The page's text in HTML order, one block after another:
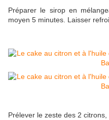
Préparer le sirop en
moyen 5 minutes. Laisser
Prélever le zeste des 2 citrons,